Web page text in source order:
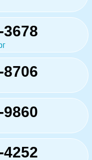
3678
8706
9860
4252